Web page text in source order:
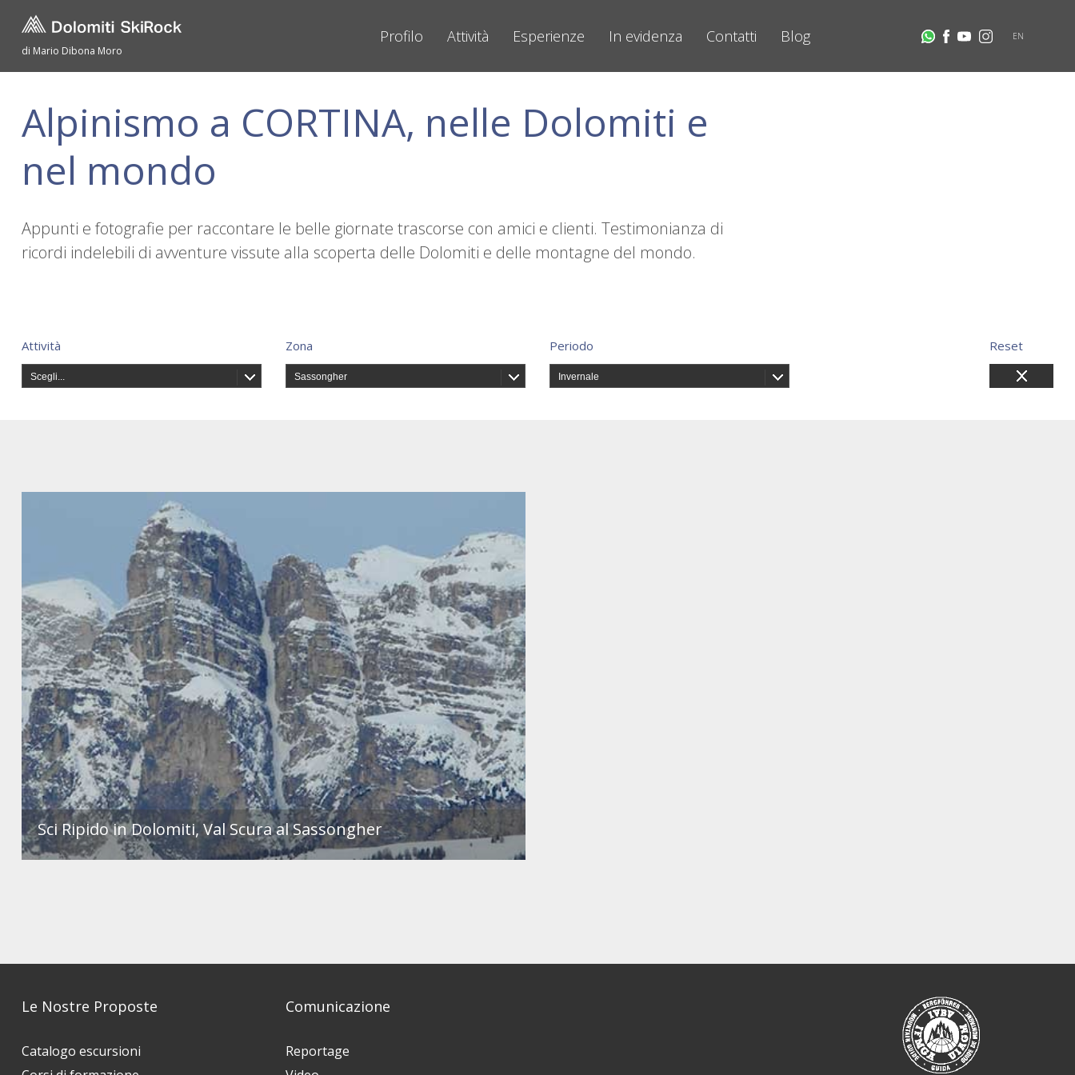
di Mario Dibona Moro
Profilo Attività Esperienze In evidenza Contatti Blog EN
Alpinismo a CORTINA, nelle Dolomiti e
nel mondo
Appunti e fotografie per raccontare le belle giornate trascorse con amici e clienti. Testimonianza di
ricordi indelebili di avventure vissute alla scoperta delle Dolomiti e delle montagne del mondo.
Attività
Scegli...
Zona
Sassongher
Periodo
Invernale
Reset
Sci Ripido in Dolomiti, Val Scura al Sassongher
Le Nostre Proposte
Catalogo escursioni
Comunicazione
Reportage